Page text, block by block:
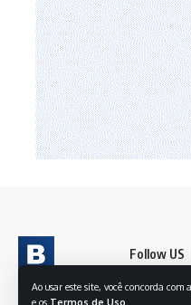
Ao usar este site, você concorda com a
e os Termos de Uso
Follow US